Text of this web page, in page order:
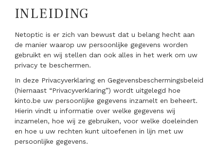
INLEIDING
Netoptic is er zich van bewust dat u belang hecht aan
de manier waarop uw persoonlijke gegevens worden
gebruikt en wij stellen dan ook alles in het werk om uw
privacy te beschermen.
In deze Privacyverklaring en Gegevensbeschermingsbeleid
(hiernaast “Privacyverklaring”) wordt uitgelegd hoe
kinto.be uw persoonlijke gegevens inzamelt en beheert.
Hierin vindt u informatie over welke gegevens wij
inzamelen, hoe wij ze gebruiken, voor welke doeleinden
en hoe u uw rechten kunt uitoefenen in lijn met uw
persoonlijke gegevens.